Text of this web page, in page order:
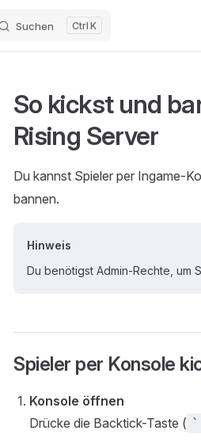
Suchen K
So kickst und
Rising Server
Du kannst Spieler per Ingame-
bannen.
Hinweis
Du benötigst Admin-Rechte, um
Spieler per Konsole
Konsole öffnen
Drücke die Backtick-Taste ( `